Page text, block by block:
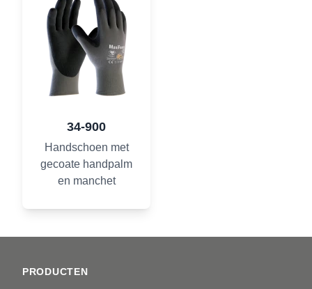
34-900
Handschoen met
gecoate handpalm
en manchet
PRODUCTEN